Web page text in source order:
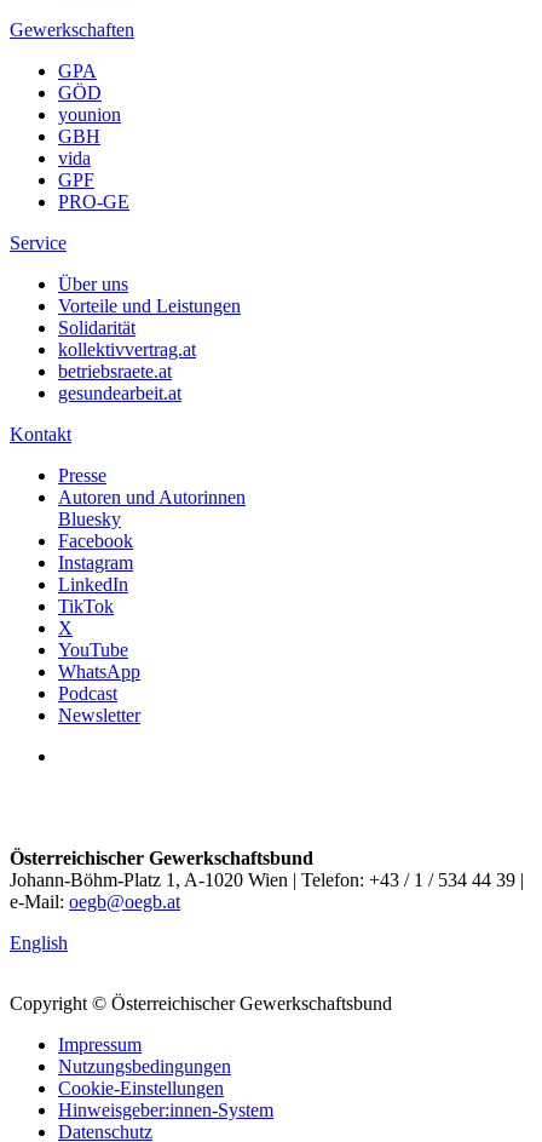
Gewerkschaften
GPA
GÖD
younion
GBH
vida
GPF
PRO-GE
Service
Über uns
Vorteile und Leistungen
Solidarität
kollektivvertrag.at
betriebsraete.at
gesundearbeit.at
Kontakt
Presse
Autoren und Autorinnen
Bluesky
Facebook
Instagram
LinkedIn
TikTok
X
YouTube
WhatsApp
Podcast
Newsletter
Österreichischer Gewerkschaftsbund
Johann-Böhm-Platz 1, A-1020 Wien | Telefon: +43 / 1 / 534 44 39 |
e-Mail: oegb@oegb.at
English
Copyright © Österreichischer Gewerkschaftsbund
Impressum
Nutzungsbedingungen
Cookie-Einstellungen
Hinweisgeber:innen-System
Datenschutz